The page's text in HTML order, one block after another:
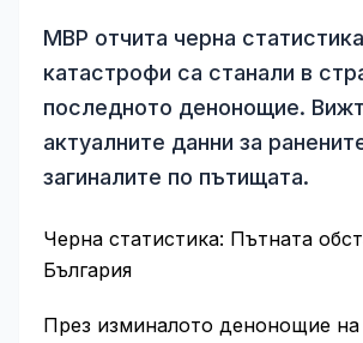
МВР отчита черна
катастрофи са станали в
последното денонощие.
актуалните данни за
загиналите по пътищата.
Черна статистика: Пътната
България
През изминалото денонощие на